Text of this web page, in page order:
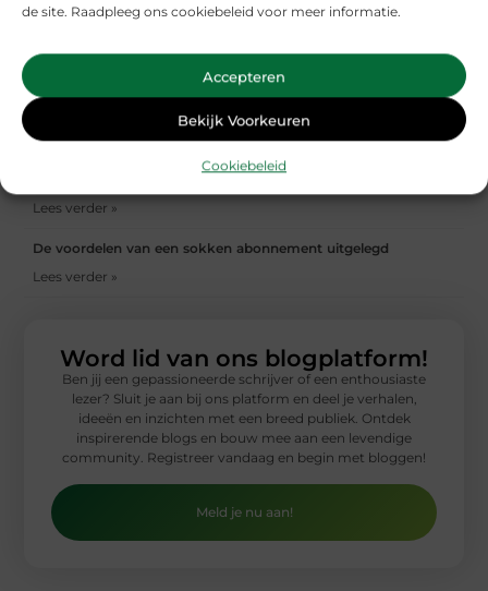
de site. Raadpleeg ons cookiebeleid voor meer informatie.
Accepteren
Bekijk Voorkeuren
Cookiebeleid
Lees verder »
Bereid uw lichaam voor op sportieve avonturen met
Lees verder »
Lees verder »
De voordelen van een sokken abonnement uitgelegd
Lees verder »
Word lid van ons blogplatform!
Ben jij een gepassioneerde schrijver of een enthousiaste
lezer? Sluit je aan bij ons platform en deel je verhalen,
ideeën en inzichten met een breed publiek. Ontdek
inspirerende blogs en bouw mee aan een levendige
community. Registreer vandaag en begin met bloggen!
Meld je nu aan!